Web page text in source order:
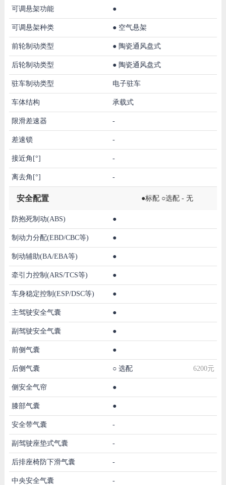
可调悬架功能 ●
可调悬架种类 ● 空气悬架
前轮制动类型 ● 陶瓷通风盘式
后轮制动类型 ● 陶瓷通风盘式
驻车制动类型 电子驻车
车体结构 承载式
限滑差速器 -
差速锁 -
接近角[°] -
离去角[°] -
安全配置 ●标配 ○选配 - 无
防抱死制动(ABS) ●
制动力分配(EBD/CBC等) ●
制动辅助(BA/EBA等) ●
牵引力控制(ARS/TCS等) ●
车身稳定控制(ESP/DSC等) ●
主驾驶安全气囊 ●
副驾驶安全气囊 ●
前侧气囊 ●
后侧气囊 ○ 选配 6200元
侧安全气帘 ●
膝部气囊 ●
安全带气囊 -
副驾驶座垫式气囊 -
后排座椅防下滑气囊 -
中央安全气囊 -